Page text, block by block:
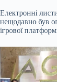
Електронні
нещодавно був
ігрової